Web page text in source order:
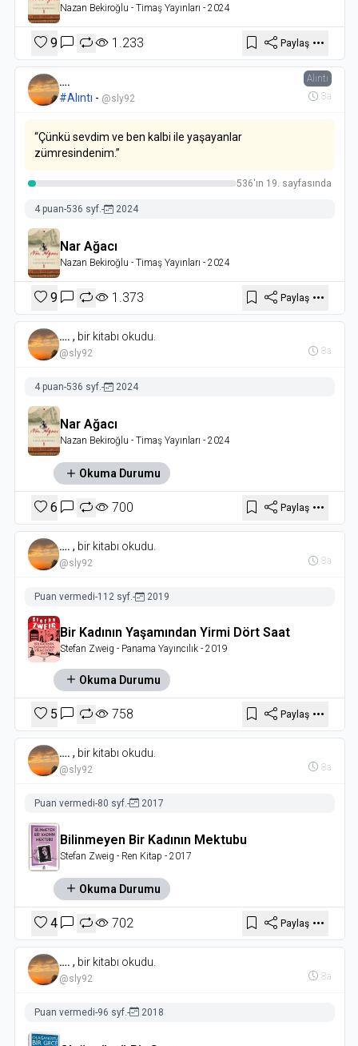
Nazan Bekiroğlu - Timaş Yayınları - 2024
9 1.233 Paylaş
….
#Alıntı - @sly92
Alıntı
8a
“Çünkü sevdim ve ben kalbi ile yaşayanlar
zümresindenim.”
536'ın 19. sayfasında
4 puan-536 syf.- 2024
Nar Ağacı
Nazan Bekiroğlu - Timaş Yayınları - 2024
9 1.373 Paylaş
…. , bir kitabı okudu.
@sly92 8a
4 puan-536 syf.- 2024
Nar Ağacı
Nazan Bekiroğlu - Timaş Yayınları - 2024
Okuma Durumu
6 700 Paylaş
…. , bir kitabı okudu.
@sly92 8a
Puan vermedi-112 syf.- 2019
Bir Kadının Yaşamından Yirmi Dört Saat
Stefan Zweig - Panama Yayıncılık - 2019
Okuma Durumu
5 758 Paylaş
…. , bir kitabı okudu.
@sly92 8a
Puan vermedi-80 syf.- 2017
Bilinmeyen Bir Kadının Mektubu
Stefan Zweig - Ren Kitap - 2017
Okuma Durumu
4 702 Paylaş
…. , bir kitabı okudu.
@sly92 8a
Puan vermedi-96 syf.- 2018